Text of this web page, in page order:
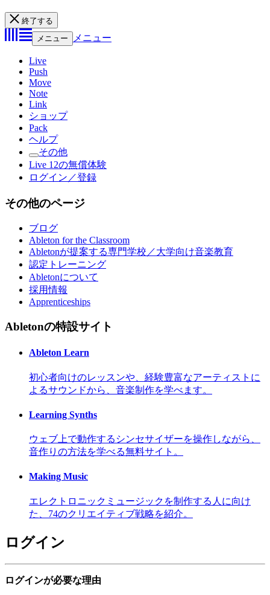
終了する
メニュー
メニュー
Live
Push
Move
Note
Link
ショップ
Pack
ヘルプ
その他
Live 12の無償体験
ログイン／登録
その他のページ
ブログ
Ableton for the Classroom
Abletonが提案する専門学校／大学向け音楽教育
認定トレーニング
Abletonについて
採用情報
Apprenticeships
Abletonの特設サイト
Ableton Learn
初心者向けのレッスンや、経験豊富なアーティストに
よるサウンドから、音楽制作を学べます。
Learning Synths
ウェブ上で動作するシンセサイザーを操作しながら、
音作りの方法を学べる無料サイト。
Making Music
エレクトロニックミュージックを制作する人に向け
た、74のクリエイティブ戦略を紹介。
ログイン
ログインが必要な理由